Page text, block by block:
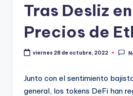
Tras Desliz en
Precios de
viernes 28 de octubre, 2022
Junto con el sentimiento
general, los tokens DeFi han